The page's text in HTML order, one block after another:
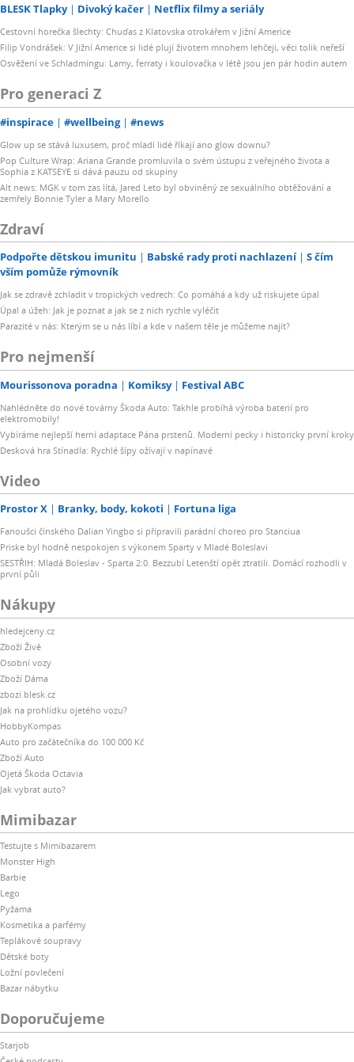
BLESK Tlapky Divoký kačer Netflix filmy a seriály
Cestovní horečka šlechty: Chuďas z Klatovska otrokářem v Jižní Americe
Filip Vondrášek: V Jižní Americe si lidé plují životem mnohem lehčeji, věci tolik neřeší
Osvěžení ve Schladmingu: Lamy, ferraty i koulovačka v létě jsou jen pár hodin autem
Pro generaci Z
#inspirace #wellbeing #news
Glow up se stává luxusem, proč mladí lidé říkají ano glow downu?
Pop Culture Wrap: Ariana Grande promluvila o svém ústupu z veřejného života a
Sophia z KATSEYE si dává pauzu od skupiny
Alt news: MGK v tom zas lítá, Jared Leto byl obviněný ze sexuálního obtěžování a
zemřely Bonnie Tyler a Mary Morello
Zdraví
Podpořte dětskou imunitu Babské rady proti nachlazení
S čím
vším pomůže rýmovník
Jak se zdravě zchladit v tropických vedrech: Co pomáhá a kdy už riskujete úpal
Úpal a úžeh: Jak je poznat a jak se z nich rychle vyléčit
Parazité v nás: Kterým se u nás líbí a kde v našem těle je můžeme najít?
Pro nejmenší
Mourissonova poradna Komiksy Festival ABC
Nahlédněte do nové továrny Škoda Auto: Takhle probíhá výroba baterií pro
elektromobily!
Vybíráme nejlepší herní adaptace Pána prstenů. Moderní pecky i historicky první kroky
Desková hra Stínadla: Rychlé šípy ožívají v napínavé
Video
Prostor X Branky, body, kokoti Fortuna liga
Fanoušci čínského Dalian Yingbo si připravili parádní choreo pro Stanciua
Priske byl hodně nespokojen s výkonem Sparty v Mladé Boleslavi
SESTŘIH: Mladá Boleslav - Sparta 2:0. Bezzubí Letenští opět ztratili. Domácí rozhodli v
první půli
Nákupy
hledejceny.cz
Zboží Živě
Osobní vozy
Zboží Dáma
zbozi.blesk.cz
Jak na prohlídku ojetého vozu?
HobbyKompas
Auto pro začátečníka do 100 000 Kč
Zboží Auto
Ojetá Škoda Octavia
Jak vybrat auto?
Mimibazar
Testujte s Mimibazarem
Monster High
Barbie
Lego
Pyžama
Kosmetika a parfémy
Teplákové soupravy
Dětské boty
Ložní povlečení
Bazar nábytku
Doporučujeme
Starjob